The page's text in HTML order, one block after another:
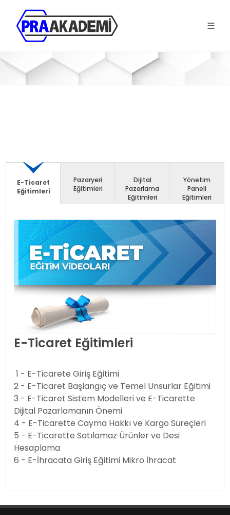
E-Ticaret
Eğitimleri
Pazaryeri
Eğitimleri
Dijital
Pazarlama
Eğitimleri
Yönetim
Paneli
Eğitimleri
E-Ticaret Eğitimleri
1 - E-Ticarete Giriş Eğitimi
2 - E-Ticaret Başlangıç ve Temel Unsurlar Eğitimi
3 - E-Ticaret Sistem Modelleri ve E-Ticarette
Dijital Pazarlamanın Önemi
4 - E-Ticarette Cayma Hakkı ve Kargo Süreçleri
5 - E-Ticarette Satılamaz Ürünler ve Desi
Hesaplama
6 - E-İhracata Giriş Eğitimi Mikro İhracat